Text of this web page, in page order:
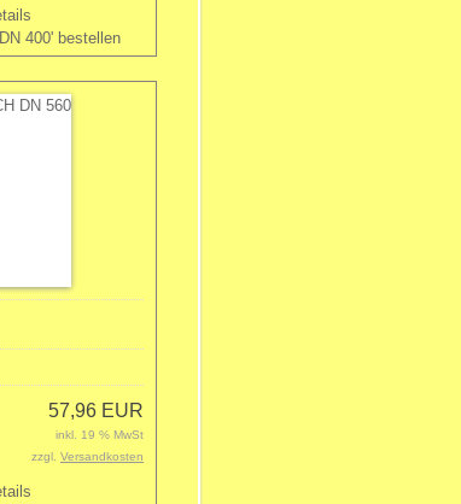
57,96 EUR
inkl. 19 % MwSt
zzgl.Versandkosten